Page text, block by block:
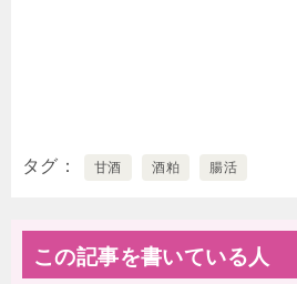
タグ 甘酒 酒粕 腸活
この記事を書いている人